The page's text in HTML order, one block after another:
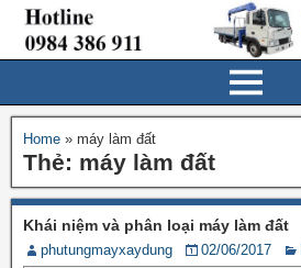
Home » máy làm đất
Thẻ: máy làm đất
Khái niệm và phân loại máy làm đất
phutungmayxaydung 02/06/2017